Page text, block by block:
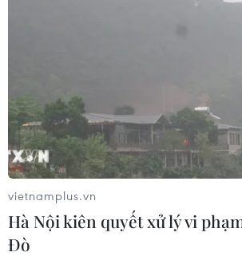
Ngân hàng Trung ương Thái Lan
31/7 cho biết nền kinh tế Xứ sở
tục đà phục hồi trong tháng Sáu
lịch duy trì tăng trưởng với
nước ngoài cao hơn, mặc dù xuất
Báo cáo của BoT nêu rõ trong
vietnamplus.vn
Hà Nội kiên quyết xử lý vi
Đò